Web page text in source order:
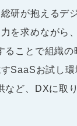
研が抱える
を求めながら
ことで組織
SaaSお試し
ど、DXに取